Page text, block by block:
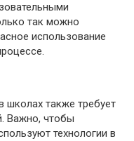
так можно
использование
школах также требует
Важно, чтобы
технологии в